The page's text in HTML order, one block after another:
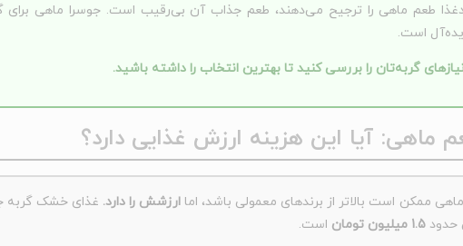
طعم ماهی را ترجیح می‌دهند، طعم جذاب آن بی‌رقیب است. جوسرا ماهی
است.
گربه‌تان را بررسی کنید تا بهترین انتخاب را داشته باشید.
ماهی: آیا این هزینه ارزش غذایی دارد؟
ممکن است بالاتر از برندهای معمولی باشد، اما ارزشش را دارد.
1.5 میلیون تومان است.